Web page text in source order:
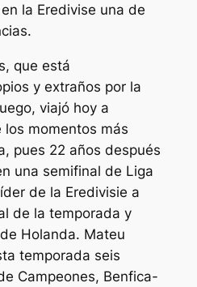
la Eredivise una de
que está
y extraños por la
viajó hoy a
los momentos más
pues 22 años después
una semifinal de Liga
de la Eredivisie a
de la temporada y
Holanda. Mateu
temporada seis
Campeones, Benfica-